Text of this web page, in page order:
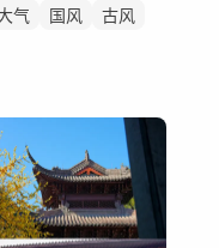
气 国风
古风